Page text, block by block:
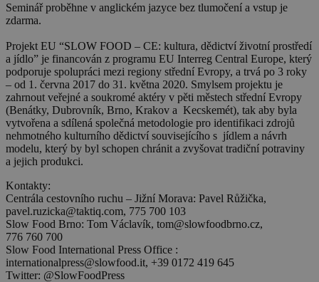
Seminář proběhne v anglickém jazyce bez tlumočení a vstup je
zdarma.
Projekt EU “SLOW FOOD – CE: kultura, dědictví životní prostředí
a jídlo” je financován z programu EU Interreg Central Europe, který
podporuje spolupráci mezi regiony střední Evropy, a trvá po 3 roky
– od 1. června 2017 do 31. května 2020. Smylsem projektu je
zahrnout veřejné a soukromé aktéry v pěti městech střední Evropy
(Benátky, Dubrovník, Brno, Krakov a Kecskemét), tak aby byla
vytvořena a sdílená společná metodologie pro identifikaci zdrojů
nehmotného kulturního dědictví souvisejícího s jídlem a návrh
modelu, který by byl schopen chránit a zvyšovat tradiční potraviny
a jejich produkci.
Kontakty:
Centrála cestovního ruchu – Jižní Morava: Pavel Růžička,
pavel.ruzicka@taktiq.com, 775 700 103
Slow Food Brno: Tom Václavík, tom@slowfoodbrno.cz,
776 760 700
Slow Food International Press Office :
internationalpress@slowfood.it, +39 0172 419 645
Twitter: @SlowFoodPress